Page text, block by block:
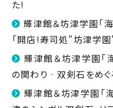
た!
輝津館＆坊津学園「
「開店!寿司処"坊津学園"
輝津館＆坊津学園｢
の関わり‐双剣石をめぐ
輝津館＆坊津学園「